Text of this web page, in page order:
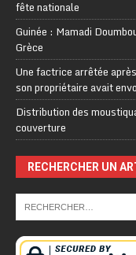
fête nationale
Guinée : Mamadi
Grèce
Une factrice arrêtée
son propriétaire avait
Distribution des
couverture
RECHERCHER UN